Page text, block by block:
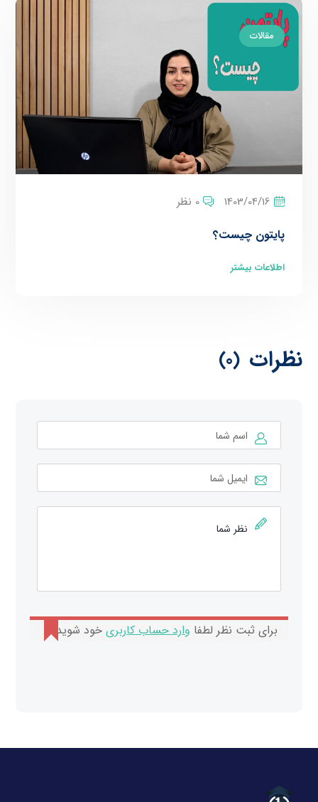
مقالات
1403/04/16 0 نظر
پایتون چیست؟
اطلاعات بیشتر
نظرات (0)
برای ثبت نظر لطفا وارد حساب کاربری خود شوید.